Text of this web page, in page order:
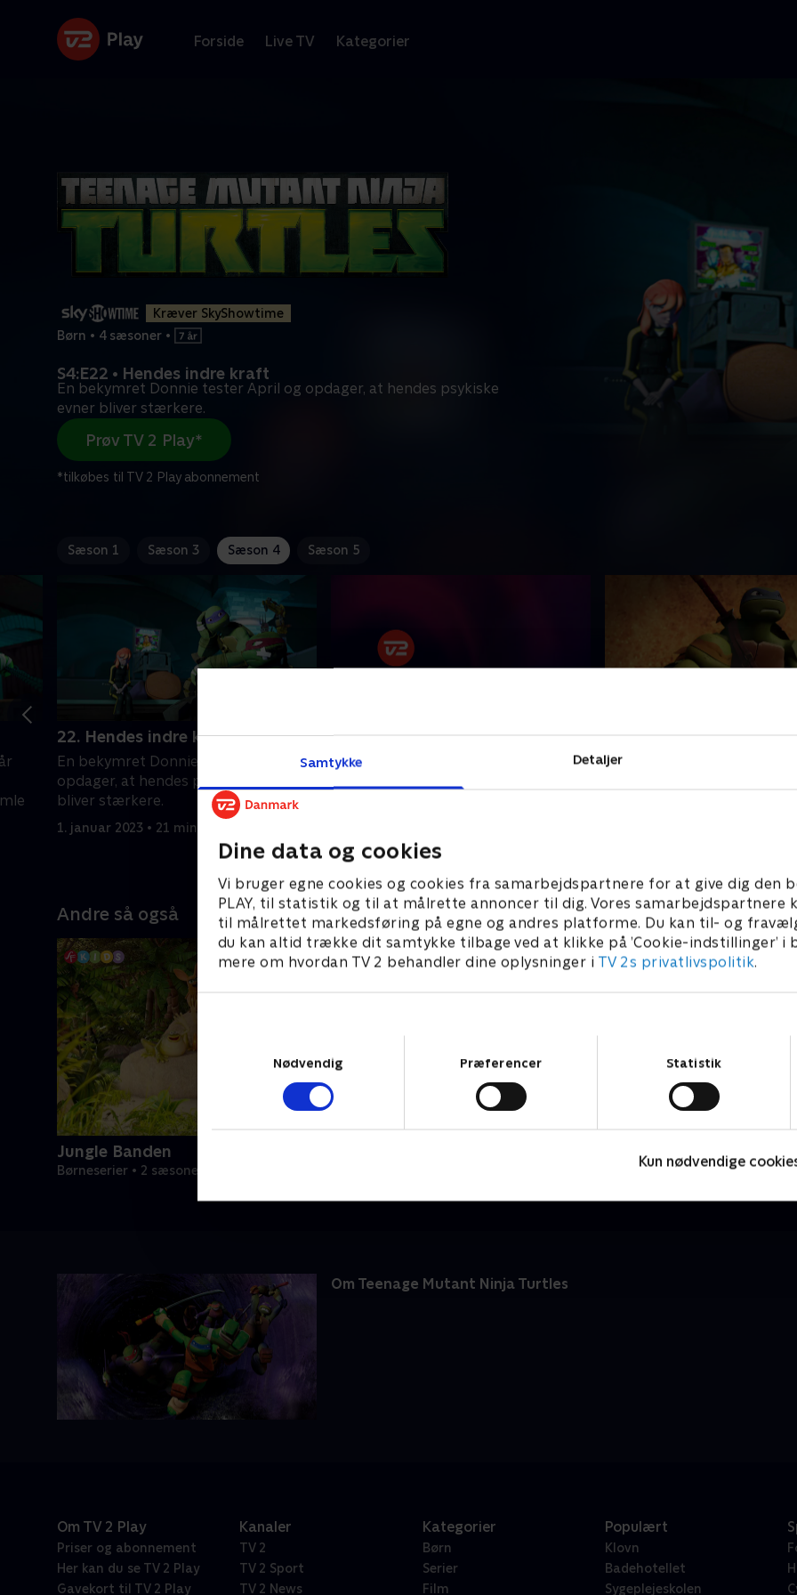
Samtykke Detaljer
Dine data og cookies
Vi bruger egne cookies og cookies fra samarbejdspartnere for at give dig den
PLAY, til statistik og til at målrette annoncer til dig. Vores samarbejdspartnere
til målrettet markedsføring på egne og andres platforme. Du kan til- og
du kan altid trække dit samtykke tilbage ved at klikke på ’Cookie-indstillinger’ i
mere om hvordan TV 2 behandler dine oplysninger i TV 2s privatlivspolitik.
Nødvendig
Præferencer Statistik
Kun nødvendige
Forside Live TV Kategorier
Kræver SkyShowtime
Børn • 4 sæsoner •
S4:E22 • Hendes indre kraft
En bekymret Donnie tester April og opdager, at hendes psykiske
evner bliver stærkere.
Prøv TV 2 Play*
*tilkøbes til TV 2 Play abonnement
Sæson 1 Sæson 3 Sæson 4 Sæson 5
22. Hendes indre kraft
En bekymret Donnie tester April og
opdager, at hendes psykiske evner
bliver stærkere.
1. januar 2023 • 21 min
24. Teenage Mutant Ninja Turtles
1. januar 2023 • 21 min
Padderne tror, at alle deres
Andre så også
Jungle Banden
Børneserier • 2 sæsoner
Om Teenage Mutant Ninja Turtles
Om TV 2 Play
Priser og abonnement
Her kan du se TV 2 Play
Gavekort til TV 2 Play
Kanaler
TV 2
TV 2 Sport
TV 2 News
Kategorier
Børn
Serier
Film
Populært
Klovn
Badehotellet
Sygeplejeskolen